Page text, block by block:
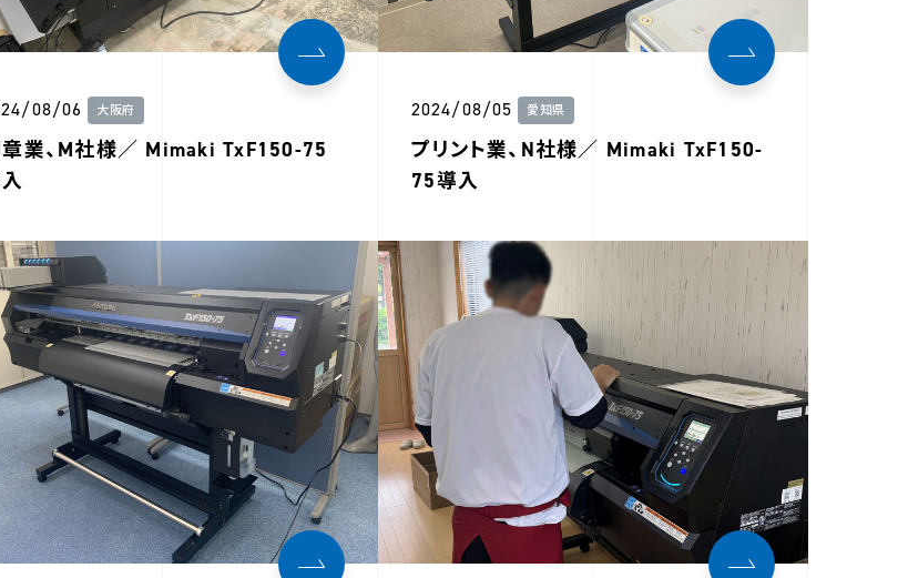
08/06 大阪府
業、M社様／ Mimaki TxF150-75
2024/08/05 愛知県
プリント業、N社様／ Mimaki TxF150-
75導入